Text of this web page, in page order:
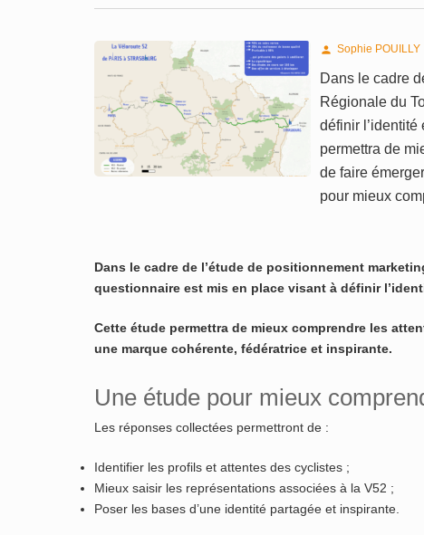
 Sophie POUILLY
Dans le cadre
Régionale du
définir
permettra de
de faire
pour mieux
Dans le cadre de l’étude de positionnement
questionnaire est mis en place visant à définir
Cette étude permettra de mieux comprendre les
une marque cohérente, fédératrice et inspirante.
Une étude pour mieux
Les réponses collectées permettront de :
Identifier les profils et attentes des cyclistes ;
Mieux saisir les représentations associées à la V52 ;
Poser les bases d’une identité partagée et inspirante.